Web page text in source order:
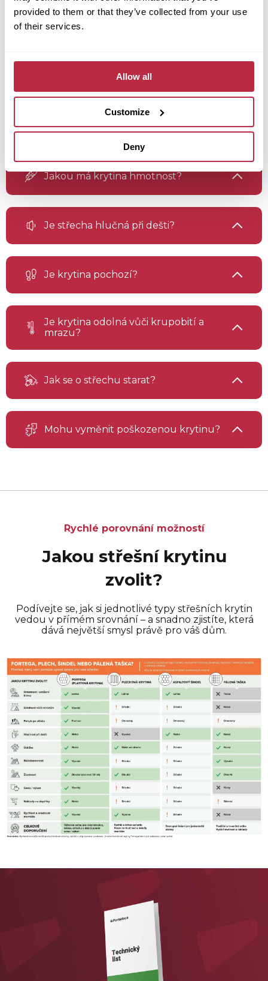
provided to them or that they’ve collected from your use
of their services.
Allow all
Customize
Deny
více než50 let
Jaký je minimální sklon střechy?
Zvládnu montáž sám?
Jakou má krytina hmotnost?
Je střecha hlučná při dešti?
Je krytina pochozí?
Je krytina odolná vůči krupobití a
mrazu?
Jak se o střechu starat?
Mohu vyměnit poškozenou krytinu?
Rychlé porovnání možností
Jakou střešní krytinu
zvolit?
Podívejte se, jak si jednotlivé typy střešních krytin
vedou v přímém srovnání – a snadno zjistíte, která
dává největší smysl právě pro váš dům.